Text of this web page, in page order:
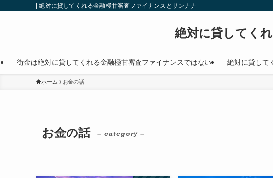
| 絶対に貸してくれる金融極甘審査ファイナンスとサンナナ
絶対に貸してく
街金は絶対に貸してくれる金融極甘審査ファイナンスではない 絶対に貸して
ホーム お金の話
お金の話 – category –